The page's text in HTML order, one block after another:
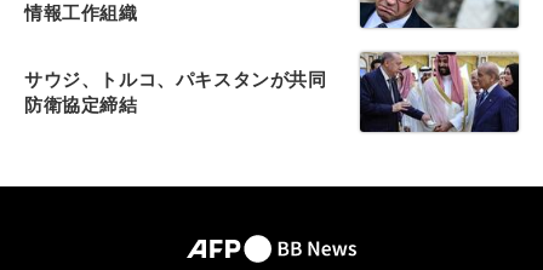
情報工作組織
サウジ、トルコ、パキスタンが共同
防衛協定締結